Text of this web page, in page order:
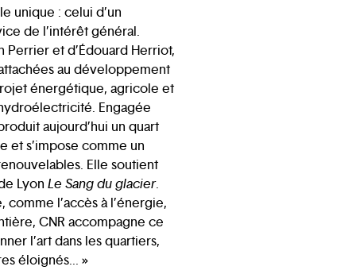
unique : celui d’un
de l’intérêt général.
et d’Édouard Herriot,
au développement
énergétique, agricole et
Engagée
aujourd’hui un quart
et s’impose comme un
Elle soutient
Lyon Le Sang du glacier.
comme l’accès à l’énergie,
CNR accompagne ce
l’art dans les quartiers,
éloignés... »